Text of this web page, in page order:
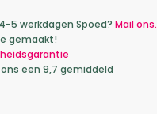
5 werkdagen Spoed? Mail ons.
gemaakt!
een 9,7 gemiddeld